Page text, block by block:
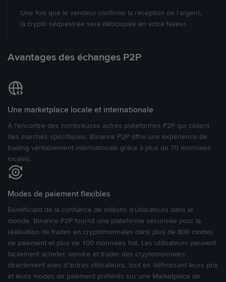
Une fois que le vendeur confirme la réception de l’argent,
la crypto séquestrée sera débloquée en votre faveur.
Avantages des échanges P2P
Une marketplace locale et internationale
À l’encontre des nombreuses autres plateformes P2P qui ciblent
des marchés spécifiques, Binance P2P offre une expérience de
trading véritablement internationale grâce à plus de 70 monnaies
locales.
Modes de paiement flexibles
Bénéficiant de la confiance de millions d’utilisateurs dans le
monde, Binance P2P fournit une plateforme sécurisée pour la
réalisation de trades en cryptomonnaies dans plus de 800 modes
de paiement et plus de 100 monnaies fiat. Les utilisateurs peuvent
facilement acheter, vendre et trader des cryptomonnaies
directement avec d’autres utilisateurs, tout en définissant leurs prix
et leurs modes de paiement préférés sur une Marketplace de